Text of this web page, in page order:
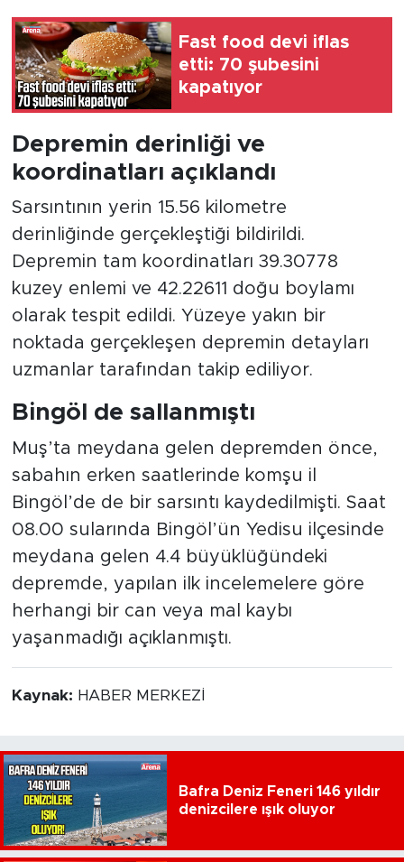
Fast food devi iflas
etti: 70 şubesini
kapatıyor
Depremin derinliği ve
koordinatları açıklandı
Sarsıntının yerin 15.56 kilometre
derinliğinde gerçekleştiği bildirildi.
Depremin tam koordinatları 39.30778
kuzey enlemi ve 42.22611 doğu boylamı
olarak tespit edildi. Yüzeye yakın bir
noktada gerçekleşen depremin detayları
uzmanlar tarafından takip ediliyor.
Bingöl de sallanmıştı
Muş’ta meydana gelen depremden önce,
sabahın erken saatlerinde komşu il
Bingöl’de de bir sarsıntı kaydedilmişti. Saat
08.00 sularında Bingöl’ün Yedisu ilçesinde
meydana gelen 4.4 büyüklüğündeki
depremde, yapılan ilk incelemelere göre
herhangi bir can veya mal kaybı
yaşanmadığı açıklanmıştı.
Kaynak: HABER MERKEZİ
Bafra Deniz Feneri 146 yıldır
denizcilere ışık oluyor